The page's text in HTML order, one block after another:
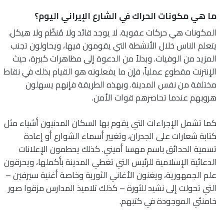
ما هي مكونات الحراك في الشارع الإيراني اليوم؟
المكونات هي حركات عفوية. لا يوجد قائد ولا مُنظّم ولا هيكل.
يتعلم الناس خلال الأنشطة التي يقومون فيها، ويحاولون تجنب
المزيد من الوفيات. وبدلاً من الدعوة إلى مظاهرات كبيرة، حيث
الإنترنت مقطوع عملياً، فإن ما يفعلونه هو القيام بذلك في نقاط
مختلفة من نفس المدينة. وبهذه الطريقة فإنهم يسهلون
هروبهم عندما تحاصرهم قوات الأمن.
كما تشمل الإجراءات التي يقوم بها السكان المدنيون أشياء مثل
كتابة شعارات على الجدران، وتغيير أسماء الشوارع أو إعادة
تسمية الحدائق باسم مهسا أميني. كذلك يحطمون الإعلانات
الدعائية الإسلامية للرئيس التي تغطي المدينة بأكملها، ويحرقون
علم الجمهورية، ويغنون الأغاني الثورية وخاصة أغنية سيرفين –
التي تحولت إلى نشيد للثورة – كذلك تلاميذ المدارس مزقوا صور
خامنئي الموجودة في كتبهم.